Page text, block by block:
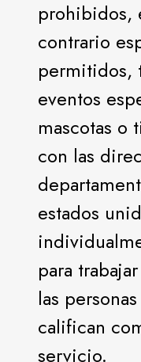
prohibidos,
contrario
permitidos,
eventos
mascotas o
con las
estados
para
las
califican
servicio.